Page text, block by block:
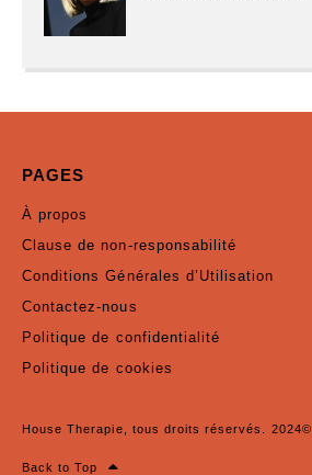
PAGES
À propos
Clause de non-responsabilité
Conditions Générales d’Utilisation
Contactez-nous
Politique de confidentialité
Politique de cookies
House Therapie, tous droits réservés. 2024©
Back to Top